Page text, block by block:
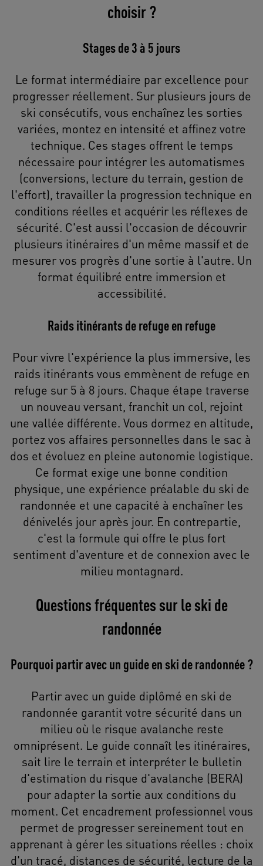
choisir ?
Stages de 3 à 5 jours
Le format intermédiaire par excellence pour
progresser réellement. Sur plusieurs jours de
ski consécutifs, vous enchaînez les sorties
variées, montez en intensité et affinez votre
technique. Ces stages offrent le temps
nécessaire pour intégrer les automatismes
(conversions, lecture du terrain, gestion de
l'effort), travailler la progression technique en
conditions réelles et acquérir les réflexes de
sécurité. C'est aussi l'occasion de découvrir
plusieurs itinéraires d'un même massif et de
mesurer vos progrès d'une sortie à l'autre. Un
format équilibré entre immersion et
accessibilité.
Raids itinérants de refuge en refuge
Pour vivre l'expérience la plus immersive, les
raids itinérants vous emmènent de refuge en
refuge sur 5 à 8 jours. Chaque étape traverse
un nouveau versant, franchit un col, rejoint
une vallée différente. Vous dormez en altitude,
portez vos affaires personnelles dans le sac à
dos et évoluez en pleine autonomie logistique.
Ce format exige une bonne condition
physique, une expérience préalable du ski de
randonnée et une capacité à enchaîner les
dénivelés jour après jour. En contrepartie,
c'est la formule qui offre le plus fort
sentiment d'aventure et de connexion avec le
milieu montagnard.
Questions fréquentes sur le ski de
randonnée
Pourquoi partir avec un guide en ski de randonnée ?
Partir avec un guide diplômé en ski de
randonnée garantit votre sécurité dans un
milieu où le risque avalanche reste
omniprésent. Le guide connaît les itinéraires,
sait lire le terrain et interpréter le bulletin
d'estimation du risque d'avalanche (BERA)
pour adapter la sortie aux conditions du
moment. Cet encadrement professionnel vous
permet de progresser sereinement tout en
apprenant à gérer les situations réelles : choix
d'un tracé, distances de sécurité, lecture de la